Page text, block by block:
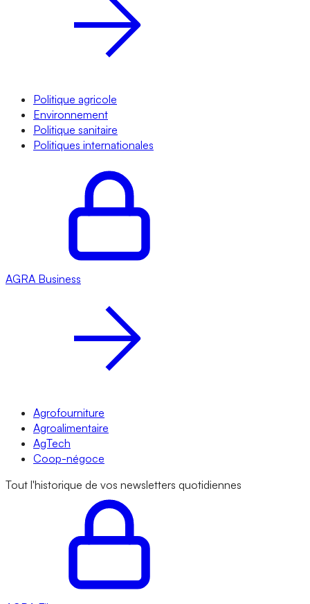
Politique agricole
Environnement
Politique sanitaire
Politiques internationales
AGRA Business
Agrofourniture
Agroalimentaire
AgTech
Coop-négoce
Tout l'historique de vos newsletters quotidiennes